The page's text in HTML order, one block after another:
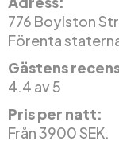
776 Boylston
Förenta
Gästens
4.4 av 5
Pris per natt:
Från 3900 SEK.